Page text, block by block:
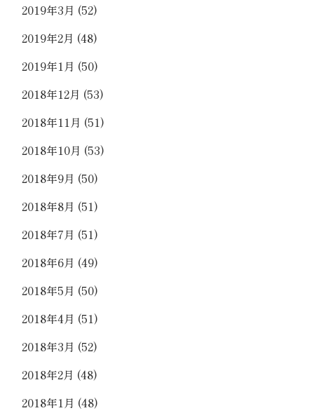
2019年3月 (52)
2019年2月 (48)
2019年1月 (50)
2018年12月 (53)
2018年11月 (51)
2018年10月 (53)
2018年9月 (50)
2018年8月 (51)
2018年7月 (51)
2018年6月 (49)
2018年5月 (50)
2018年4月 (51)
2018年3月 (52)
2018年2月 (48)
2018年1月 (48)